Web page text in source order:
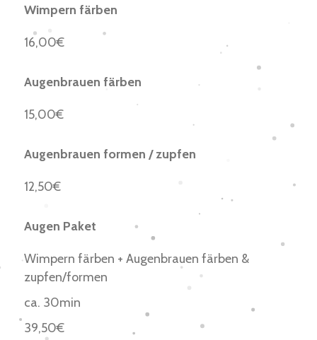
Wimpern färben
16,00€
Augenbrauen färben
15,00€
Augenbrauen formen / zupfen
12,50€
Augen Paket
Wimpern färben + Augenbrauen färben &
zupfen/formen
ca. 30min
39,50€